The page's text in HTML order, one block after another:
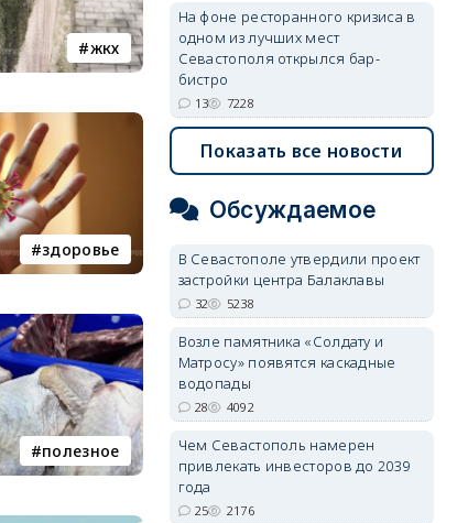
жкх
здоровье
полезное
На фоне ресторанного кризиса в
одном из лучших мест
Севастополя открылся бар-
бистро
13 7228
Показать все новости
Обсуждаемое
В Севастополе утвердили проект
застройки центра Балаклавы
32 5238
Возле памятника «Солдату и
Матросу» появятся каскадные
водопады
28 4092
Чем Севастополь намерен
привлекать инвесторов до 2039
года
25 2176